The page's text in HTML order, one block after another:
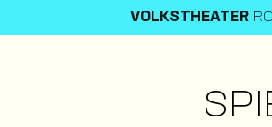
VOLKSTHEATER